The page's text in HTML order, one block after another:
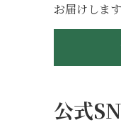
お届けします
公式